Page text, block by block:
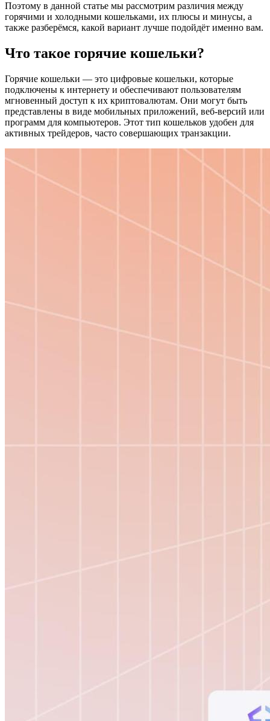
Поэтому в данной статье мы рассмотрим различия между
горячими и холодными кошельками, их плюсы и минусы, а
также разберёмся, какой вариант лучше подойдёт именно вам.
Что такое горячие кошельки?
Горячие кошельки — это цифровые кошельки, которые
подключены к интернету и обеспечивают пользователям
мгновенный доступ к их криптовалютам. Они могут быть
представлены в виде мобильных приложений, веб-версий или
программ для компьютеров. Этот тип кошельков удобен для
активных трейдеров, часто совершающих транзакции.